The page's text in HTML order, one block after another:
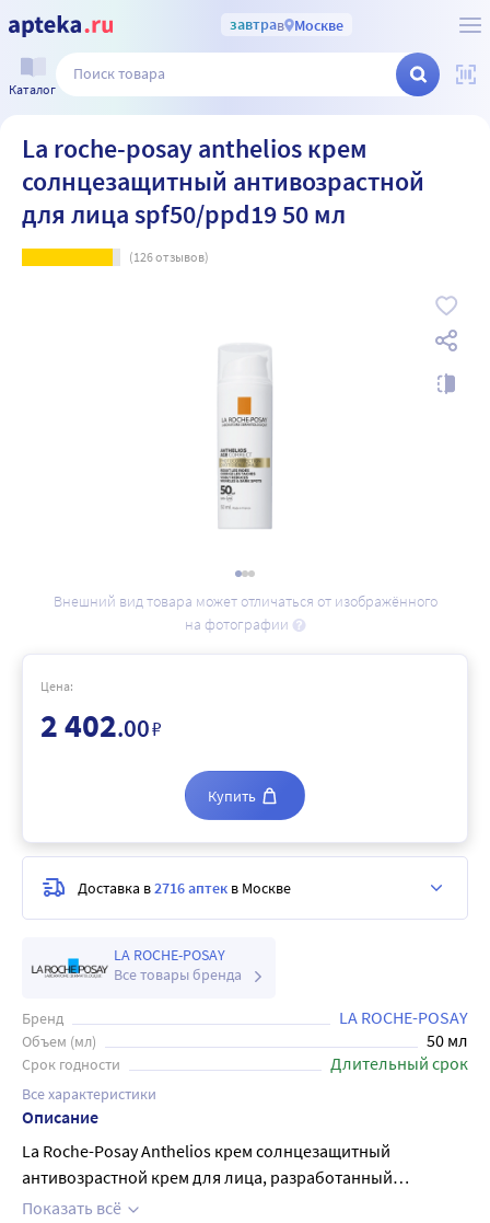
завтрав Москве
Каталог
La roche-posay anthelios крем
солнцезащитный антивозрастной
для лица spf50/ppd19 50 мл
(126отзывов)
Внешний вид товара может отличаться от изображённого
на фотографии
LA ROCHE-POSAY
Все товары бренда
Бренд LA ROCHE-POSAY
Объем (мл) 50 мл
Срок годности Длительный срок
Все характеристики
Описание
La Roche-Posay Anthelios крем солнцезащитный
антивозрастной крем для лица, разработанный
специально для защиты кожи от ультрафиолетовых
Показать всё
Цена:
2 402.00₽
Купить
Доставка в2716 аптек в Москве